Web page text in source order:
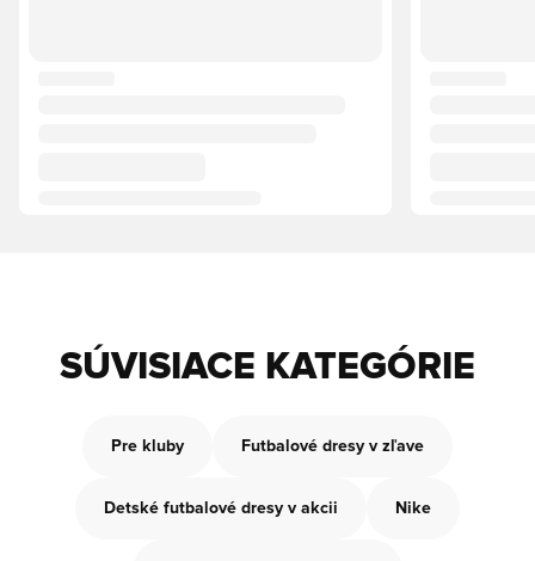
SÚVISIACE KATEGÓRIE
Pre kluby Futbalové dresy v zľave
Detské futbalové dresy v akcii Nike